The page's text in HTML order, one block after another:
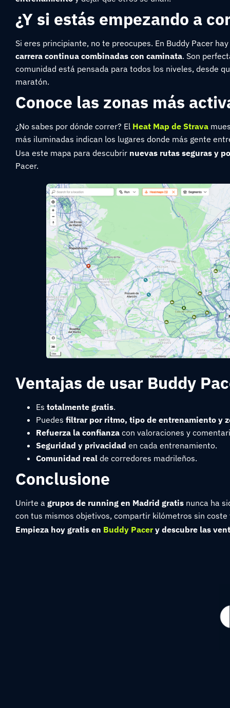
¿Y si estás empezando a
Si eres principiante, no te preocupes. En Buddy Pacer
carrera continua combinadas con caminata. Son
comunidad está pensada para todos los niveles, desde
maratón.
Conoce las zonas más
¿No sabes por dónde correr? El Heat Map de Strava
más iluminadas indican los lugares donde más gente
Usa este mapa para descubrir nuevas rutas seguras y
Pacer.
Ventajas de usar Buddy
Es totalmente gratis.
Puedes filtrar por ritmo, tipo de entrenamiento y
Refuerza la confianza con valoraciones y
Seguridad y privacidad en cada entrenamiento.
Comunidad real de corredores madrileños.
Conclusione
Unirte a grupos de running en Madrid gratis nunca ha
con tus mismos objetivos, compartir kilómetros sin
Empieza hoy gratis en Buddy Pacery descubre las